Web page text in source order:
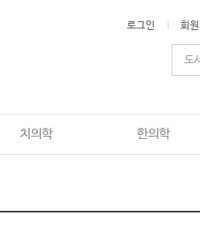
로그인 회
치의학 한의학